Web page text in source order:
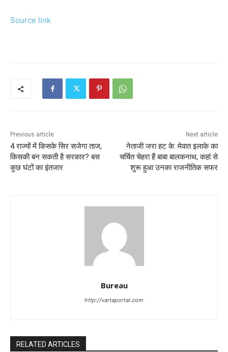
Source link
Previous article
4 राज्यों में किसके सिर सजेगा ताज,
किसकी बन सकती है सरकार? बस
कुछ घंटों का इंतजार
Next article
नेताजी जरा हट के: मेवात इलाके का
चर्चित चेहरा हैं बाबा बालकनाथ, कहां से
शुरू हुआ उनका राजनीतिक सफर
Bureau
http://vartaportal.com
RELATED ARTICLES